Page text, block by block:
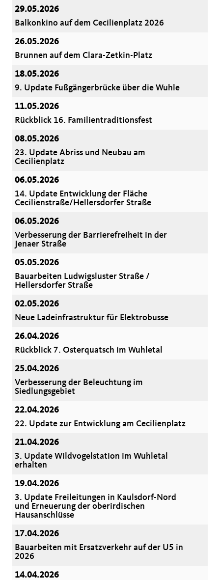
29.05.2026
Balkonkino auf dem Cecilienplatz 2026
26.05.2026
Brunnen auf dem Clara-Zetkin-Platz
18.05.2026
9. Update Fußgängerbrücke über die Wuhle
11.05.2026
Rückblick 16. Familientraditionsfest
08.05.2026
23. Update Abriss und Neubau am
Cecilienplatz
06.05.2026
14. Update Entwicklung der Fläche
Cecilienstraße/Hellersdorfer Straße
06.05.2026
Verbesserung der Barrierefreiheit in der
Jenaer Straße
05.05.2026
Bauarbeiten Ludwigsluster Straße /
Hellersdorfer Straße
02.05.2026
Neue Ladeinfrastruktur für Elektrobusse
26.04.2026
Rückblick 7. Osterquatsch im Wuhletal
25.04.2026
Verbesserung der Beleuchtung im
Siedlungsgebiet
22.04.2026
22. Update zur Entwicklung am Cecilienplatz
21.04.2026
3. Update Wildvogelstation im Wuhletal
erhalten
19.04.2026
3. Update Freileitungen in Kaulsdorf-Nord
und Erneuerung der oberirdischen
Hausanschlüsse
17.04.2026
Bauarbeiten mit Ersatzverkehr auf der U5 in
2026
14.04.2026